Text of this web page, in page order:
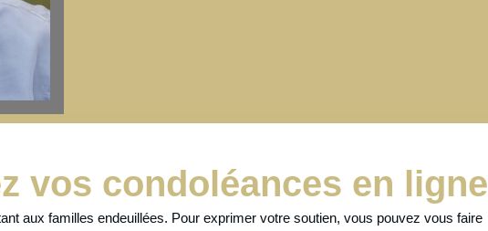
vos condoléances en ligne
aux familles endeuillées. Pour exprimer votre soutien, vous pouvez vous faire